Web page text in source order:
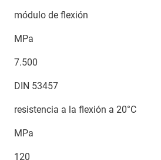
módulo de flexión
MPa
7.500
DIN 53457
resistencia a la flexión a 20°C
MPa
120